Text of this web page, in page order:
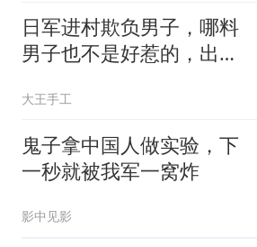
日军进村欺负男子，哪料
男子也不是好惹的，出手
大王手工
鬼子拿中国人做实验，下
一秒就被我军一窝炸
影中见影